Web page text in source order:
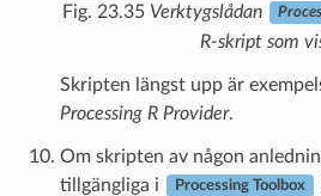
Fig. 23.35 Verktygslådan
R-skript som
Skripten längst upp är
Processing R Provider.
Om skripten av någon
tillgängliga i
Processing Toolbox